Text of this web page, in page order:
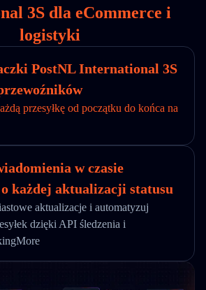
3S dla eCommerce i
logistyki
PostNL International 3S
przesyłkę od początku do końca na
w czasie
każdej aktualizacji statusu
aktualizacje i automatyzuj
dzięki API śledzenia i